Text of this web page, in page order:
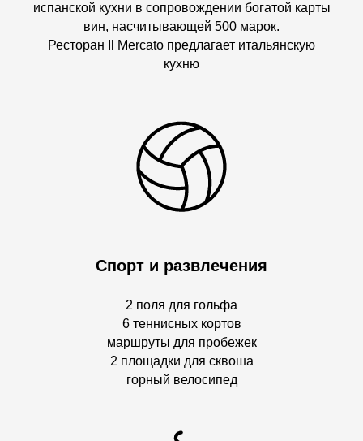
испанской кухни в сопровождении богатой карты
вин, насчитывающей 500 марок.
Ресторан Il Mercato предлагает итальянскую
кухню
Спорт и развлечения
2 поля для гольфа
6 теннисных кортов
маршруты для пробежек
2 площадки для сквоша
горный велосипед